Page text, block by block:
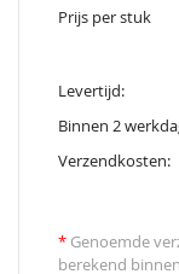
Prijs per stuk
Levertijd:
Binnen 2
Verzendkosten:
* Genoemde
berekend